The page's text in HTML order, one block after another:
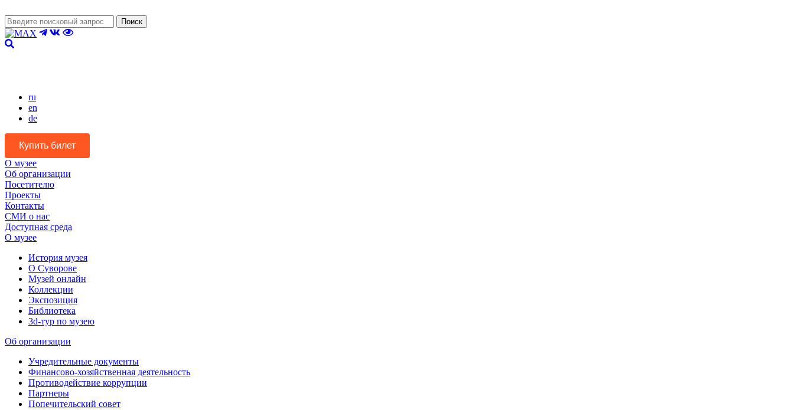
Поиск
ru
en
de
Купить билет
О музее
Об организации
Посетителю
Проекты
Контакты
СМИ о нас
Доступная среда
О музее
История музея
О Суворове
Музей онлайн
Коллекции
Экспозиция
Библиотека
3d-тур по музею
Об организации
Учредительные документы
Финансово-хозяйственная деятельность
Противодействие коррупции
Партнеры
Попечительский совет